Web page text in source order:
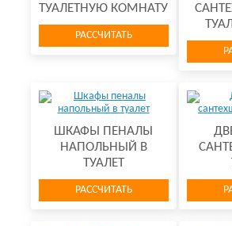
ТУАЛЕТНУЮ КОМНАТУ
РАССЧИТАТЬ
ШКАФЫ ПЕНАЛЫ
НАПОЛЬНЫЙ В
ТУАЛЕТ
РАССЧИТАТЬ